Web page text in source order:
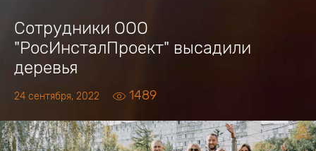
Сотрудники ООО
"РосИнсталПроект" высадили
деревья
24 сентября, 2022 1489